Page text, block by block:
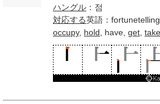
ハングル ：점
対応する英語：
occupy, hold , have, get take